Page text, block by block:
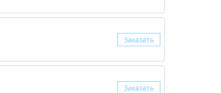
Заказать
Заказать